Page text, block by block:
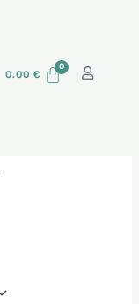
0.00 €